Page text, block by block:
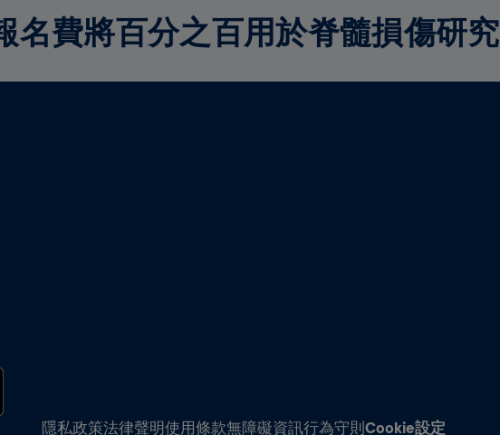
名費將百分之百用於脊髓損傷研究
隱私政策法律聲明使用條款無障礙資訊行為守則 Cookie設定